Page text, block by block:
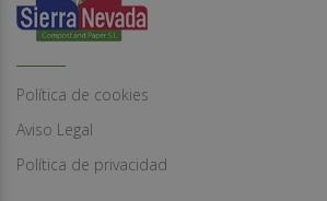
Política de cookies
Aviso Legal
Política de privacidad